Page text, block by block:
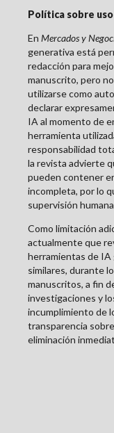
Política sobre
En Mercados y
generativa está
redacción para
manuscrito, pero
utilizarse como
declarar
IA al momento de
herramienta
responsabilidad
la revista advierte
pueden contener
incompleta, por lo
supervisión
Como limitación
actualmente que
herramientas de
similares, durante
manuscritos, a fin
investigaciones y
incumplimiento de
transparencia
eliminación